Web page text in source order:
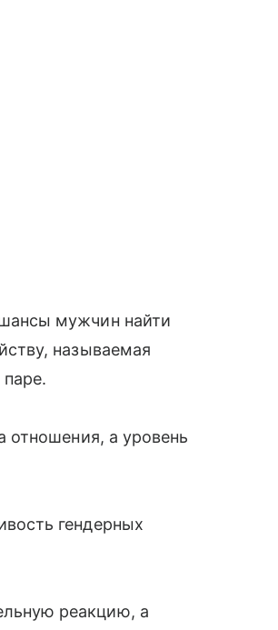
мужчин найти
называемая
отношения, а уровень
гендерных
реакцию, а